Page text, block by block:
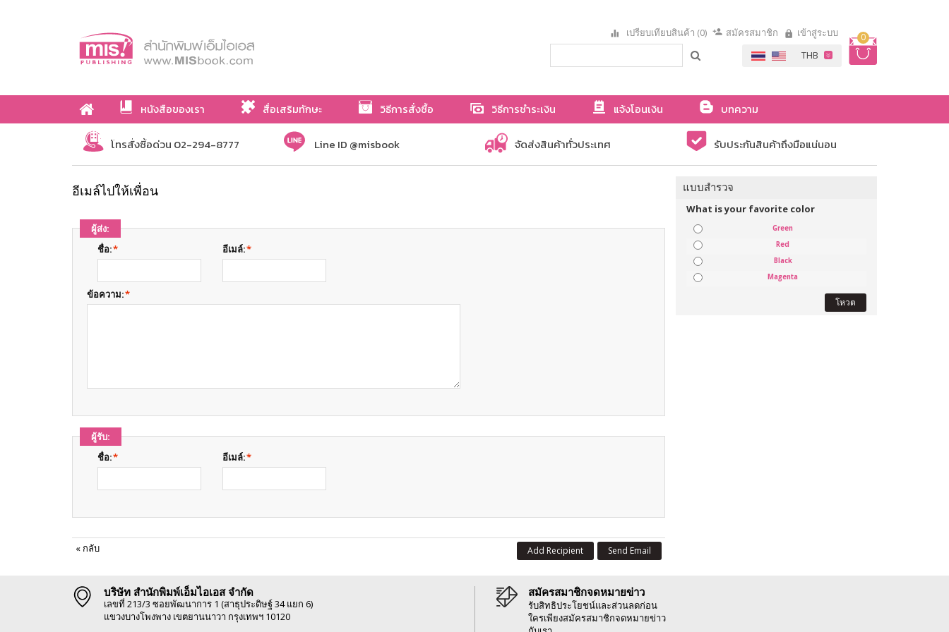
0
เปรียบเทียบสินค้า (0) สมัครสมาชิก เข้าสู่ระบบ
หนังสือของเรา สื่อเสริมทักษะ วิธีการสั่งซื้อ วิธีการชำระเงิน แจ้งโอนเงิน
บทความ
เกี่ยวกับเรา
โทรสั่งซื้อด่วน 02-294-8777 Line ID @misbook จัดส่งสินค้าทั่วประเทศ รับประกันสินค้าถึงมือแน่นอน
อีเมล์ไปให้เพื่อน
ผู้ส่ง:
*
ชื่อ: *
อีเมล์:
*
ข้อความ:
ผู้รับ:
*
ชื่อ: *
อีเมล์:
« กลับ Send Email
Add Recipient
แบบสำรวจ
What is your favorite color
Green
Red
Black
Magenta
โหวต
บริษัท สำนักพิมพ์เอ็มไอเอส จำกัด
เลขที่ 213/3 ซอยพัฒนาการ 1 (สาธุประดิษฐ์ 34 แยก 6)
แขวงบางโพงพาง เขตยานนาวา กรุงเทพฯ 10120
สมัครสมาชิกจดหมายข่าว
รับสิทธิประโยชน์และส่วนลดก่อน
ใครเพียงสมัครสมาชิกจดหมายข่าว